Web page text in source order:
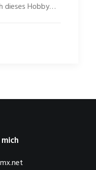
dieses Hobby…